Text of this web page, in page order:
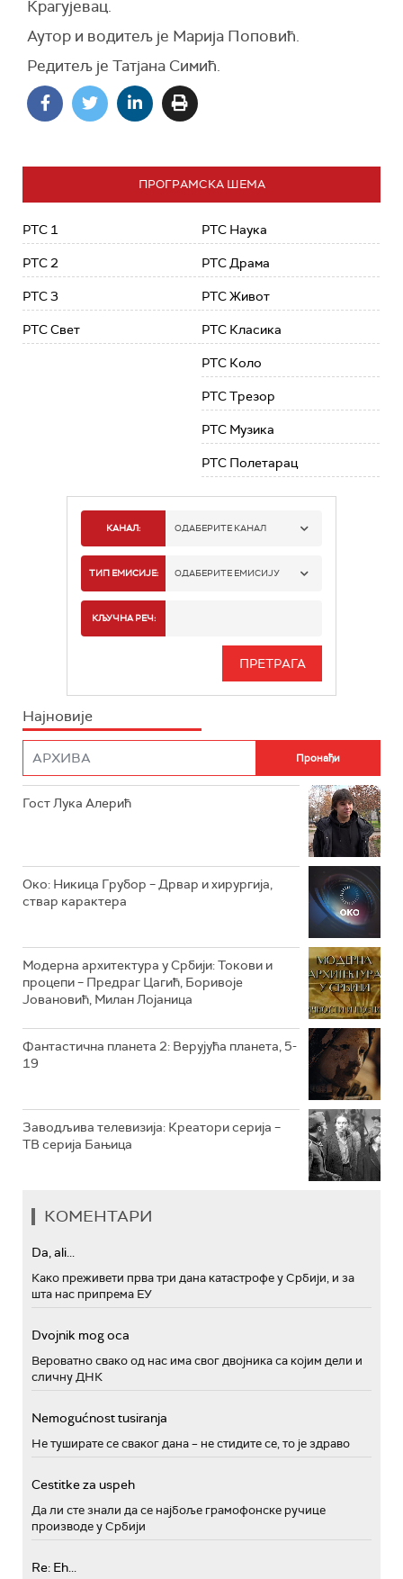
Крагујевац.
Аутор и водитељ је Марија Поповић.
Редитељ је Татјана Симић.
ПРОГРАМСКА ШЕМА
РТС 1
РТС 2
РТС 3
РТС Свет
РТС Наука
РТС Драма
РТС Живот
РТС Класика
РТС Коло
РТС Трезор
РТС Музика
РТС Полетарац
КАНАЛ: ОДАБЕРИТЕ КАНАЛ
РТС 1
РТС 3
РТС КОЛО
ТИП ЕМИСИЈЕ: ОДАБЕРИТЕ ЕМИСИЈУ
ИНФО
КЉУЧНА РЕЧ:
Најновије
Гост Лука Алерић
Око: Никица Грубор – Дрвар и хирургија,
ствар карактера
Модерна архитектура у Србији: Токови и
процепи – Предраг Цагић, Боривоје
Јовановић, Милан Лојаница
Фантастична планета 2: Верујућа планета, 5-
19
Заводљива телевизија: Креатори серија –
ТВ серија Бањица
КОМЕНТАРИ
Da, ali...
Како преживети прва три дана катастрофе у Србији, и за
шта нас припрема ЕУ
Dvojnik mog oca
Вероватно свако од нас има свог двојника са којим дели и
сличну ДНК
Nemogućnost tusiranja
Не туширате се сваког дана – не стидите се, то је здраво
Cestitke za uspeh
Да ли сте знали да се најбоље грамофонске ручице
производе у Србији
Re: Eh...